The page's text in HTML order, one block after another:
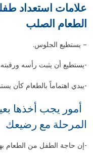
علامات استعداد
الطعام الصلب
– يستطيع الجلوس.
-يستطيع أن يثبت رأسه ورقبته.
-يبدي اهتماماً بالطعام كأن
أمور يجب أخذها
المرحلة مع رضيعك
-إن حاجة الطفل من الطعام